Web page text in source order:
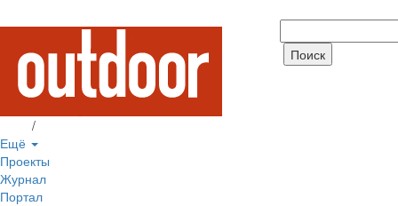
/
Ещё
Проекты
Журнал
Портал